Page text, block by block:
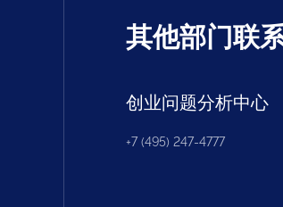
其他部门联
创业问题分析中心
+7 (495) 247-4777